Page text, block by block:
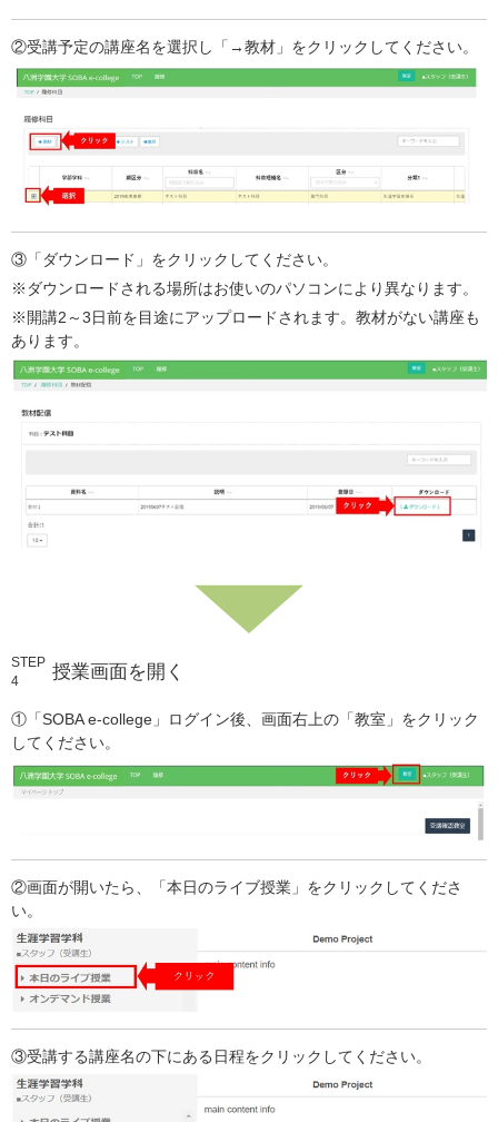
②受講予定の講座名を選択し「→教材」をクリックしてください。
③「ダウンロード」をクリックしてください。
※ダウンロードされる場所はお使いのパソコンにより異なります。
※開講2～3日前を目途にアップロードされます。教材がない講座も
あります。
STEP
4
授業画面を開く
①「SOBA e-college」ログイン後、画面右上の「教室」をクリック
してください。
②画面が開いたら、「本日のライブ授業」をクリックしてくださ
い。
③受講する講座名の下にある日程をクリックしてください。